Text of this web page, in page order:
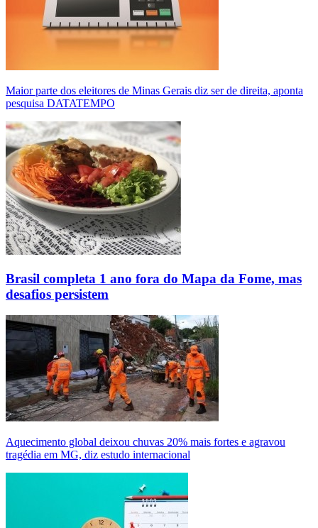
Maior parte dos eleitores de Minas Gerais diz ser de direita, aponta
pesquisa DATATEMPO
Brasil completa 1 ano fora do Mapa da Fome, mas
desafios persistem
Aquecimento global deixou chuvas 20% mais fortes e agravou
tragédia em MG, diz estudo internacional